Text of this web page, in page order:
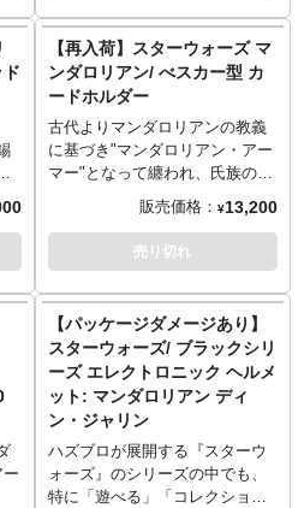
に背負ったブラスターライフル
など、細部に至るまで精巧に造
り込み。頭部の首周辺には簡易
的な可動部があり、好きな角度
でのディスプレイが可能。
～ご注意事項～以下ご了承の上
ご予約をお願いいたします～
なりますため、大幅に遅れや前
倒しとなる場合もございます。
■ご予約いただいた時点で、商品
してお支払いをお願いします
（内金確認をもってご予約受付
とさせていただきます）。
■残りの商品代金につきましては
入荷後に支払いいただきます。
■商品入荷のご案内後に通常どお
り配送指示をお願いします。
■スマートフォンでご予約の場合
はご予約後に別途内金のご案内
【再入荷】スターウォーズ マ
ンダロリアン/ べスカー型 カ
ードホルダー
古代よりマンダロリアンの教義
に基づき"マンダロリアン・アー
マー"となって纏われ、氏族の魂
とも呼べる、ライトセーバーの
攻撃さえも跳ねのける、銀河系
最強にして最も伝説的な金属で
あるベスカー。そんなベスカー
舗錫（スズ）メーカー、ロイヤ
ルセランゴール社の手によりカ
ードケースとなって登場。深く
鈍色の輝き放つピューターが忠
実な造形でベスカーをリアルス
ケールに再現!カードホルダーと
いうサプライズ機能も備えるコ
レクション随一のアイテムの誕
生です。
販売価格： ¥13,200
売り切れ
【パッケージダメージあり】
スターウォーズ/ ブラックシリ
ーズ エレクトロニック ヘルメ
ット: マンダロリアン ディ
ン・ジャリン
ハズブロが展開する『スターウ
ォーズ』のシリーズの中でも、
特に「遊べる」「コレクション